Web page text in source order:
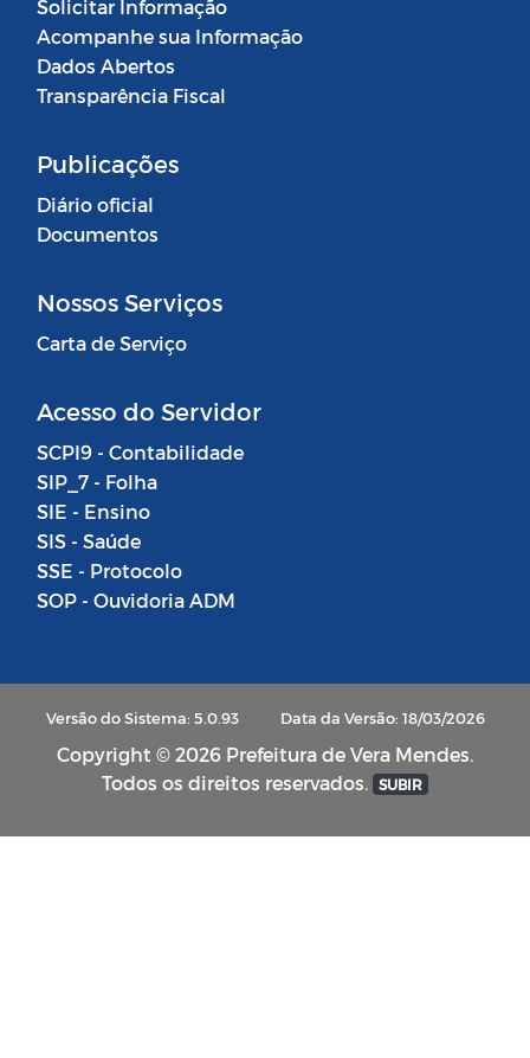
Solicitar Informação
Acompanhe sua Informação
Dados Abertos
Transparência Fiscal
Publicações
Diário oficial
Documentos
Nossos Serviços
Carta de Serviço
Acesso do Servidor
SCPI9 - Contabilidade
SIP_7 - Folha
SIE - Ensino
SIS - Saúde
SSE - Protocolo
SOP - Ouvidoria ADM
Versão do Sistema: 5.0.93 Data da Versão: 18/03/2026
Copyright © 2026 Prefeitura de Vera Mendes.
Todos os direitos reservados. SUBIR